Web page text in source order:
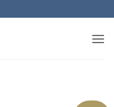
to
content